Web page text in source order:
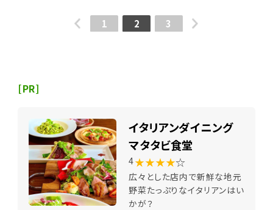
1 2 3
[PR]
イタリアンダイニング
マタタビ食堂
4★★★★☆
広々とした店内で新鮮な地元
野菜たっぷりなイタリアンはい
かが？